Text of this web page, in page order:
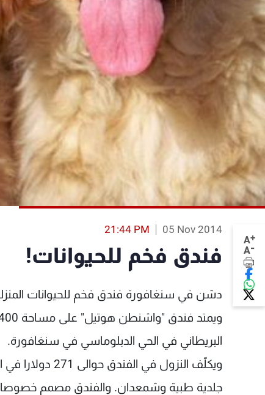
A+
A-
05 Nov 2014
21:44 PM
فندق فخم للحيوانات!
دشن في سنغافورة فندق فخم للحيوانات
البريطاني في الحي الدبلوماسي في سنغافورة.
ويكلّف النزول
جلدية طبية وشمعدان. والفندق مصمم خصوصا